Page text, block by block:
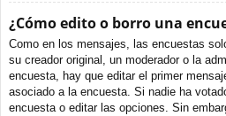
¿Cómo edito o borro una
Como en los mensajes, las encuestas
su creador original, un moderador o la
encuesta, hay que editar el primer
asociado a la encuesta. Si nadie ha
encuesta o editar las opciones. Sin